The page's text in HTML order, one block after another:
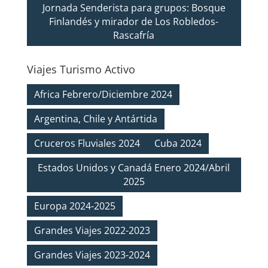
Jornada Senderista para grupos: Bosque
Finlandés y mirador de Los Robledos-
Rascafría
Viajes Turismo Activo
Africa Febrero/Diciembre 2024
Argentina, Chile y Antártida
Cruceros Fluviales 2024
Cuba 2024
Estados Unidos y Canadá Enero 2024/Abril
2025
Europa 2024-2025
Grandes Viajes 2022-2023
Grandes Viajes 2023-2024